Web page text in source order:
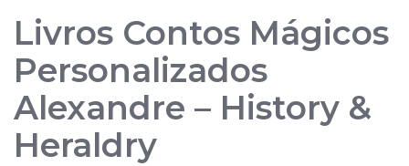
Livros Contos Mágicos
Personalizados
Alexandre – History &
Heraldry